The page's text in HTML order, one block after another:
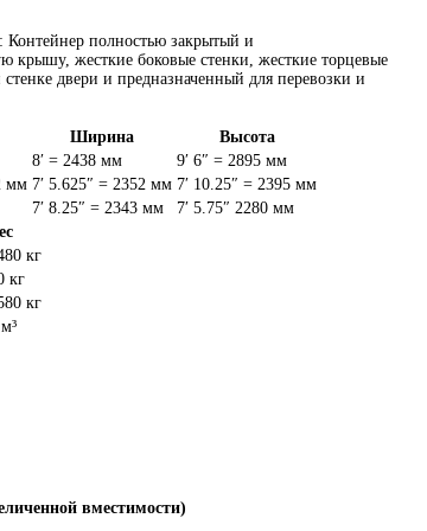
Контейнер полностью закрытый и
жесткие боковые стенки, жесткие торцевые
двери и предназначенный для перевозки и
Ширина
Высота
8′ = 2438 мм
9′ 6″ = 2895 мм
мм 7′ 5.625″ = 2352 мм 7′ 10.25″ = 2395 мм
7′ 8.25″ = 2343 мм
7′ 5.75″ 2280 мм
кг
кг
кг
вместимости)